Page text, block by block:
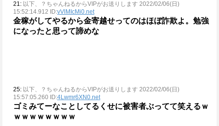
21: 以下、？ちゃんねるからVIPがお送りします 2022/02/06(日)
15:52:14.912 ID:vVlMIcMi0.net
金稼がしてやるから金寄越せってのはほぼ詐欺よ。勉強
になったと思って諦めな
25: 以下、？ちゃんねるからVIPがお送りします 2022/02/06(日)
15:57:05.260 ID:4Lwmr6XN0.net
ゴミみてーなことしてるくせに被害者ぶってて笑えるｗ
ｗｗｗｗｗｗｗｗ